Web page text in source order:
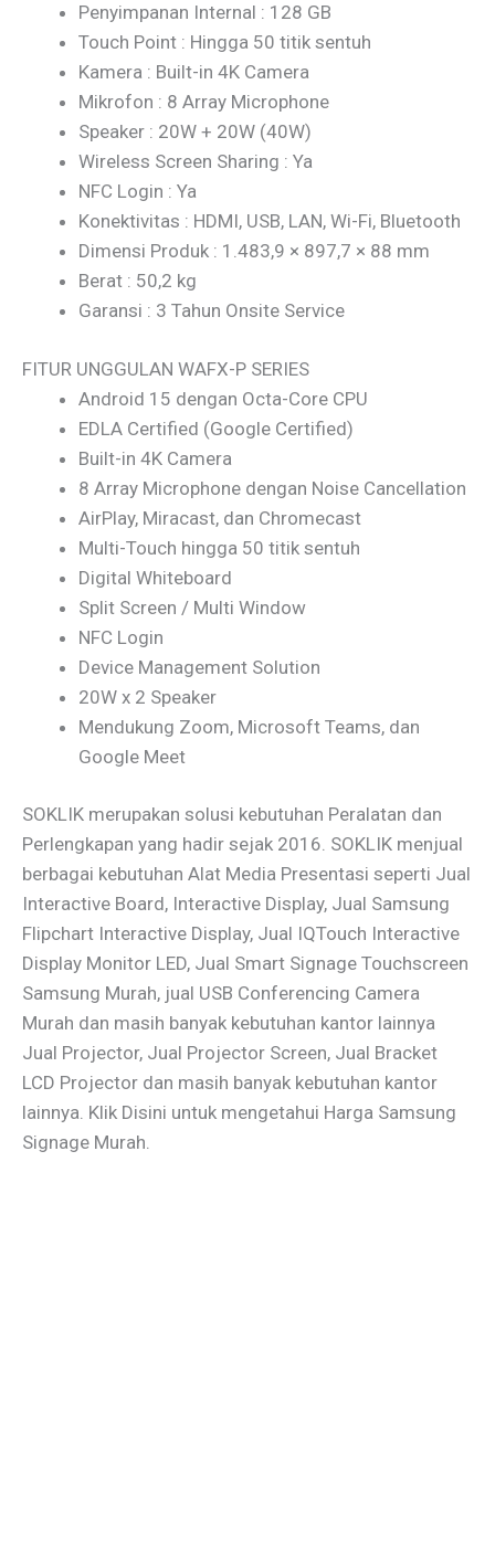
Penyimpanan Internal : 128 GB
Touch Point : Hingga 50 titik sentuh
Kamera : Built-in 4K Camera
Mikrofon : 8 Array Microphone
Speaker : 20W + 20W (40W)
Wireless Screen Sharing : Ya
NFC Login : Ya
Konektivitas : HDMI, USB, LAN, Wi-Fi, Bluetooth
Dimensi Produk : 1.483,9 × 897,7 × 88 mm
Berat : 50,2 kg
Garansi : 3 Tahun Onsite Service
FITUR UNGGULAN WAFX-P SERIES
Android 15 dengan Octa-Core CPU
EDLA Certified (Google Certified)
Built-in 4K Camera
8 Array Microphone dengan Noise Cancellation
AirPlay, Miracast, dan Chromecast
Multi-Touch hingga 50 titik sentuh
Digital Whiteboard
Split Screen / Multi Window
NFC Login
Device Management Solution
20W x 2 Speaker
Mendukung Zoom, Microsoft Teams, dan
Google Meet
SOKLIK merupakan solusi kebutuhan Peralatan dan
Perlengkapan yang hadir sejak 2016. SOKLIK menjual
berbagai kebutuhan Alat Media Presentasi seperti Jual
Interactive Board, Interactive Display, Jual Samsung
Flipchart Interactive Display, Jual IQTouch Interactive
Display Monitor LED, Jual Smart Signage Touchscreen
Samsung Murah, jual USB Conferencing Camera
Murah dan masih banyak kebutuhan kantor lainnya
Jual Projector, Jual Projector Screen, Jual Bracket
LCD Projector dan masih banyak kebutuhan kantor
lainnya. Klik Disini untuk mengetahui Harga Samsung
Signage Murah.